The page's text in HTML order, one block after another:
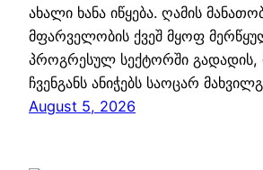
ახალი ხანა იწყება. ღამის
მფარველობის ქვეშ მყოფ
პროგრესულ სექტორში
ჩვენგანს ანიჭებს საოცარ
August 5, 2026